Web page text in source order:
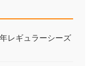
レギュラーシーズ